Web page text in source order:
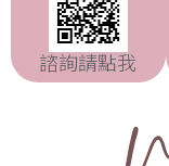
諮詢請點我